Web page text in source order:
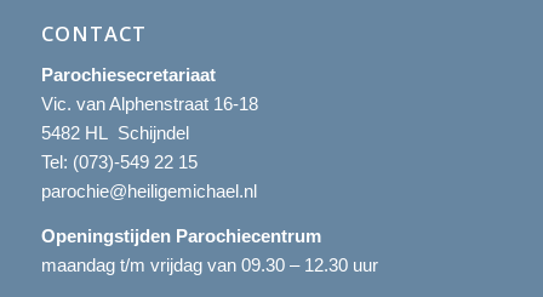
CONTACT
Parochiesecretariaat
Vic. van Alphenstraat 16-18
5482 HL Schijndel
Tel: (073)-549 22 15
parochie@heiligemichael.nl
Openingstijden Parochiecentrum
maandag t/m vrijdag van 09.30 – 12.30 uur